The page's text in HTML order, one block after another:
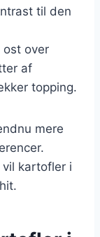
til den
ost over
af
topping.
mere
kartofler i